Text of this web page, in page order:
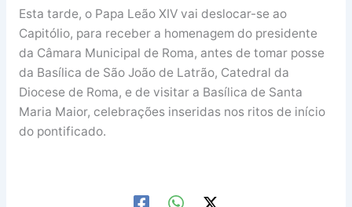
Esta tarde, o Papa Leão XIV vai deslocar-se ao
Capitólio, para receber a homenagem do presidente
da Câmara Municipal de Roma, antes de tomar posse
da Basílica de São João de Latrão, Catedral da
Diocese de Roma, e de visitar a Basílica de Santa
Maria Maior, celebrações inseridas nos ritos de início
do pontificado.